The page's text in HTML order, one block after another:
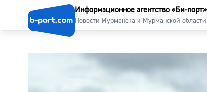
Информационное агентство «Би-порт»
Новости Мурманска и Мурманской области